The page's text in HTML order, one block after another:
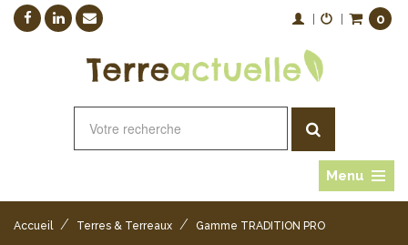
0
Menu
Accueil / Terres & Terreaux / Gamme TRADITION PRO